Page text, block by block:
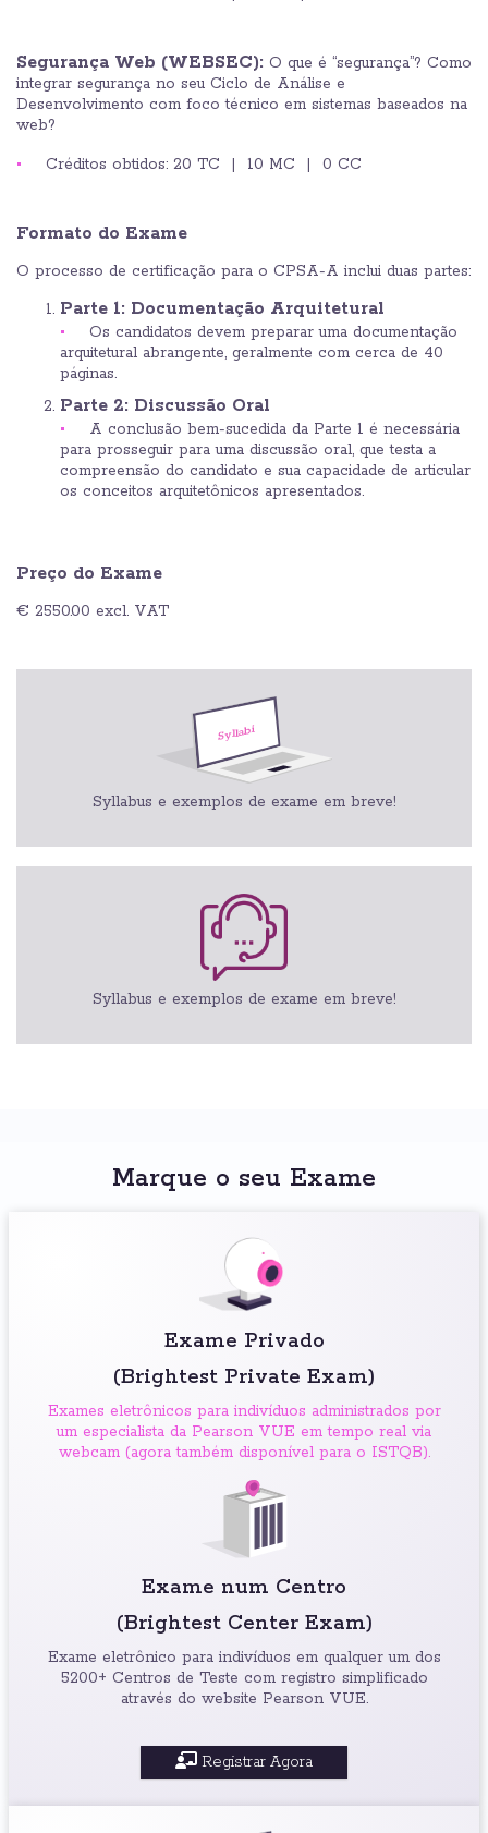
Segurança Web (WEBSEC): O que é “segurança”? Como
integrar segurança no seu Ciclo de Análise e
Desenvolvimento com foco técnico em sistemas baseados na
web?
Créditos obtidos: 20 TC | 10 MC | 0 CC
Formato do Exame
O processo de certificação para o CPSA-A inclui duas partes:
Parte 1: Documentação Arquitetural
Os candidatos devem preparar uma documentação
arquitetural abrangente, geralmente com cerca de 40
páginas.
Parte 2: Discussão Oral
A conclusão bem-sucedida da Parte 1 é necessária
para prosseguir para uma discussão oral, que testa a
compreensão do candidato e sua capacidade de articular
os conceitos arquitetônicos apresentados.
Preço do Exame
€ 2550.00 excl. VAT
Syllabus e exemplos de exame em breve!
Syllabus e exemplos de exame em breve!
Marque o seu Exame
Exame Privado
(Brightest Private Exam)
Exames eletrônicos para indivíduos administrados por
um especialista da Pearson VUE em tempo real via
webcam (agora também disponível para o ISTQB).
Exame num Centro
(Brightest Center Exam)
Exame eletrônico para indivíduos em qualquer um dos
5200+ Centros de Teste com registro simplificado
através do website Pearson VUE.
Registrar Agora